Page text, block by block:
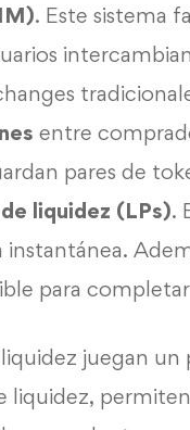
. Este sistema
entre
pares de
liquidez (LPs).
para
juegan
liquidez,